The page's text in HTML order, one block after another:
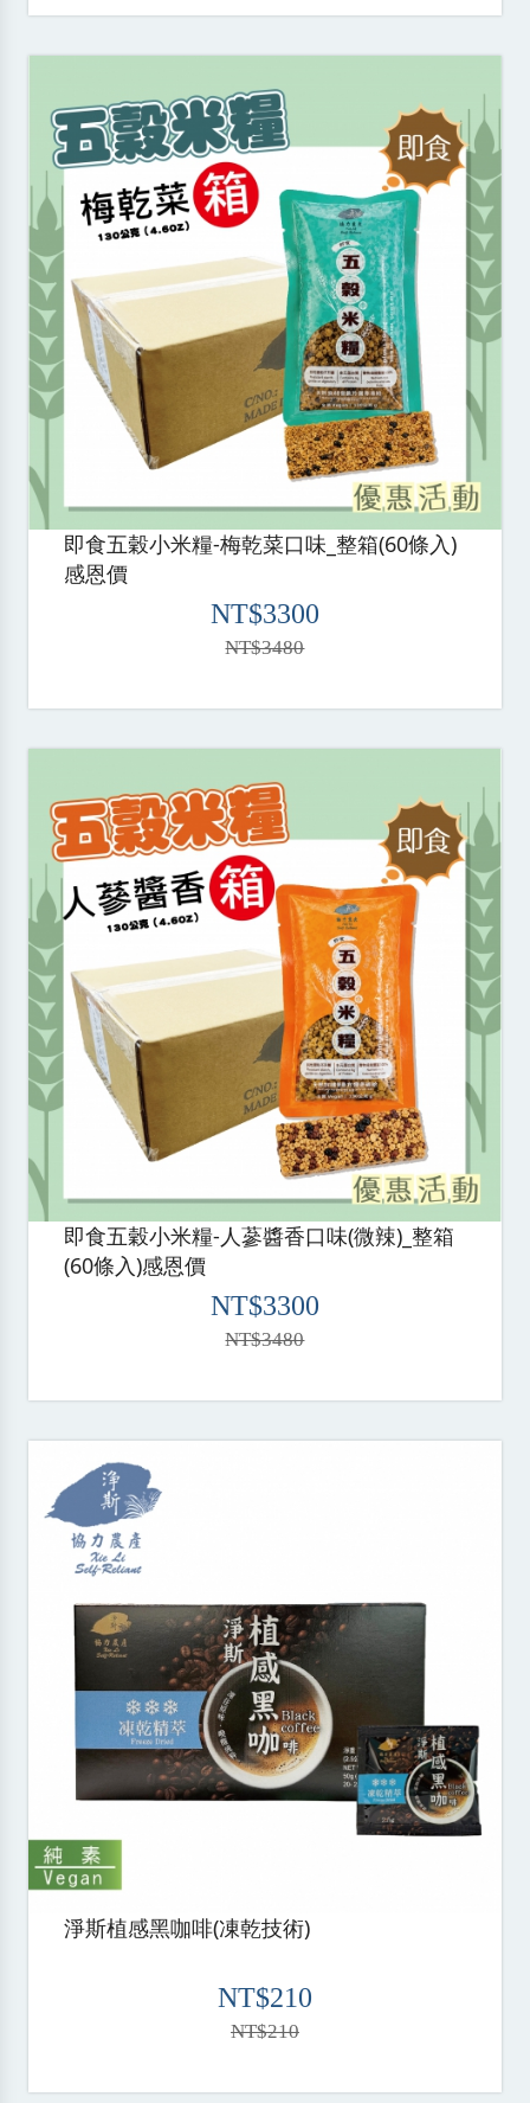
即食五穀小米糧-梅乾菜口味_整箱(60條入)
感恩價
NT$3300
NT$3480
即食五穀小米糧-人蔘醬香口味(微辣)_整箱
(60條入)感恩價
NT$3300
NT$3480
淨斯植感黑咖啡(凍乾技術)
NT$210
NT$210